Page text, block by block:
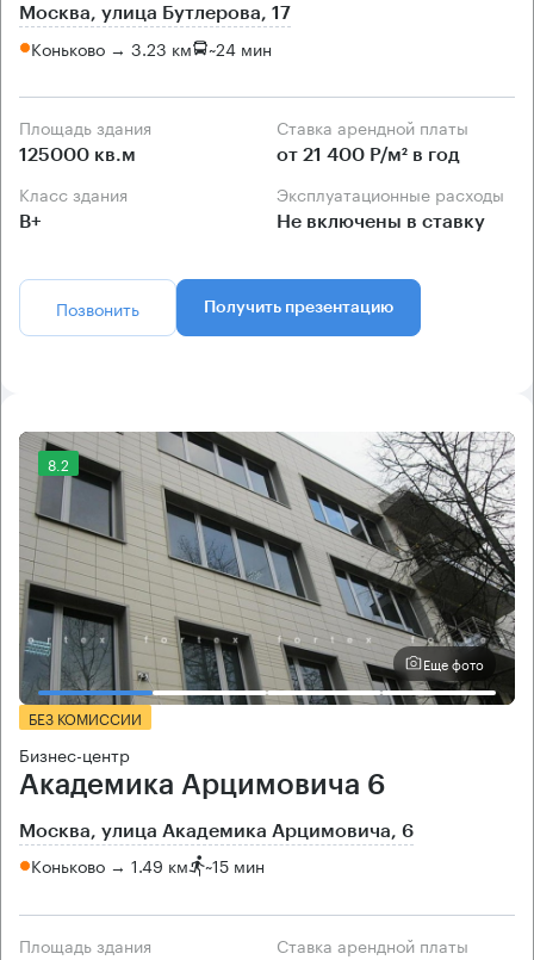
Москва, улица Бутлерова, 17
Коньково → 3.23 км ~24 мин
Площадь здания
125000 кв.м
Ставка арендной платы
от 21 400 Р/м² в год
Класс здания
B+
Эксплуатационные расходы
Не включены в ставку
Позвонить Получить презентацию
8.2
Еще фото
БЕЗ КОМИССИИ
Бизнес-центр
Академика Арцимовича 6
Москва, улица Академика Арцимовича, 6
Коньково → 1.49 км ~15 мин
Площадь здания Ставка арендной платы